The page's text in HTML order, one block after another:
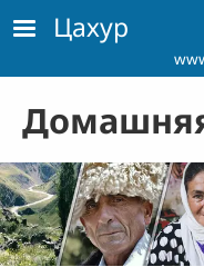
Skip to main content
Цахур